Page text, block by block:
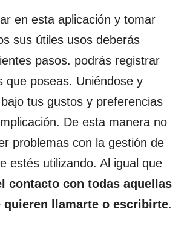
en esta aplicación y tomar
sus útiles usos deberás
pasos. podrás registrar
que poseas. Uniéndose y
tus gustos y preferencias
De esta manera no
problemas con la gestión de
estés utilizando. Al igual que
contacto con todas aquellas
quieren llamarte o escribirte.